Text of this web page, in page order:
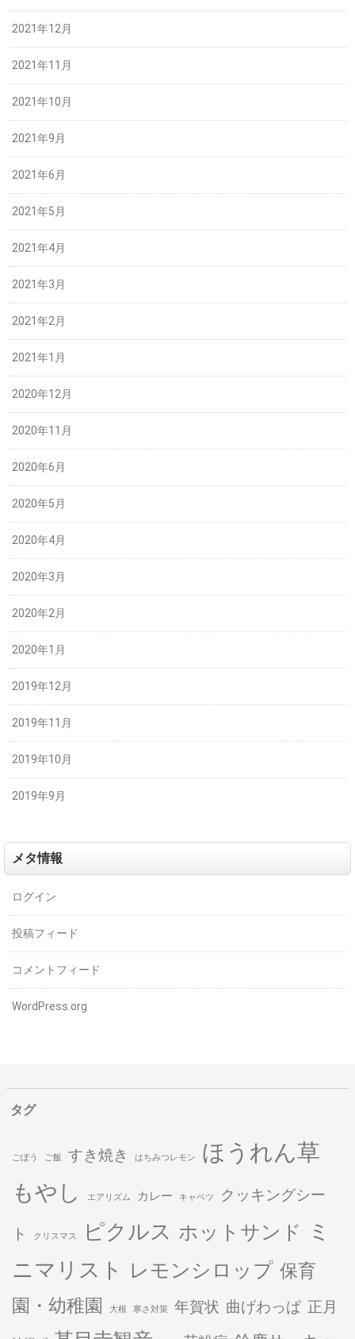
2021年12月
2021年11月
2021年10月
2021年9月
2021年6月
2021年5月
2021年4月
2021年3月
2021年2月
2021年1月
2020年12月
2020年11月
2020年6月
2020年5月
2020年4月
2020年3月
2020年2月
2020年1月
2019年12月
2019年11月
2019年10月
2019年9月
メタ情報
ログイン
投稿フィード
コメントフィード
WordPress.org
タグ
ごぼう ご飯 すき焼き はちみつレモン ほうれん草
もやし エアリズム カレー キャベツ クッキングシー
ト クリスマス ピクルス ホットサンド
ミ
ニマリスト
レモンシロップ 保育
園・幼稚園
大根 寒さ対策 年賀状 曲げわっぱ 正月